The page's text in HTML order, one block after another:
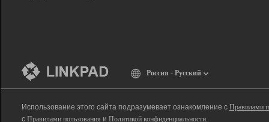
Россия - Русский
Использование этого сайта подразумевает ознакомление с Правилами
с Правилами пользования и Политикой конфиденциальности.